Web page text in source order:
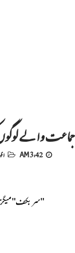
جماعت والے
3:42 AM
"سربکف" میگزین 2-ستمبر،